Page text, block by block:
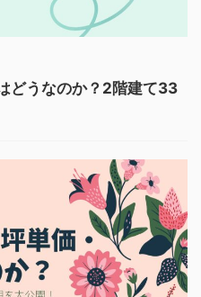
どうなのか？2階建て33